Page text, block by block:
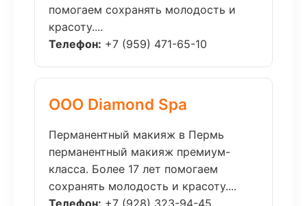
помогаем сохранять молодость и
красоту....
Телефон: +7 (959) 471-65-10
ООО Diamond Spa
Перманентный макияж в Пермь
перманентный макияж премиум-
класса. Более 17 лет помогаем
сохранять молодость и красоту....
Телефон: +7 (928) 323-94-45